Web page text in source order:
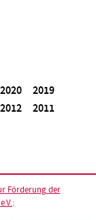
2020
2019
2012
2011
Förderung der
: